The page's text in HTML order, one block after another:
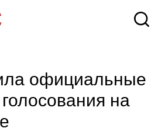
официальные
на